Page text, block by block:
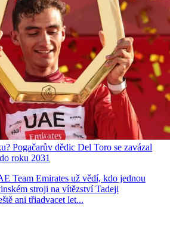
Pogačarův dědic Del Toro se zavázal
roku 2031
Team Emirates už vědí, kdo jednou
stroji na vítězství Tadeji
ani třiadvacet let...